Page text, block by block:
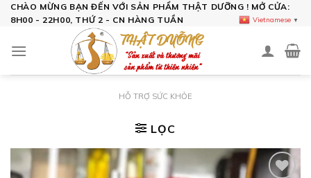
SkipCHÀO MỪNG BẠN ĐẾN VỚI SẢN PHẨM THẬT DƯỠNG ! MỞ CỬA:
8H00 - 22H00, THỨ 2 - CN HÀNG TUẦN
HỖ TRỢ SỨC KHỎE
LỌC
Vietnamese ▼